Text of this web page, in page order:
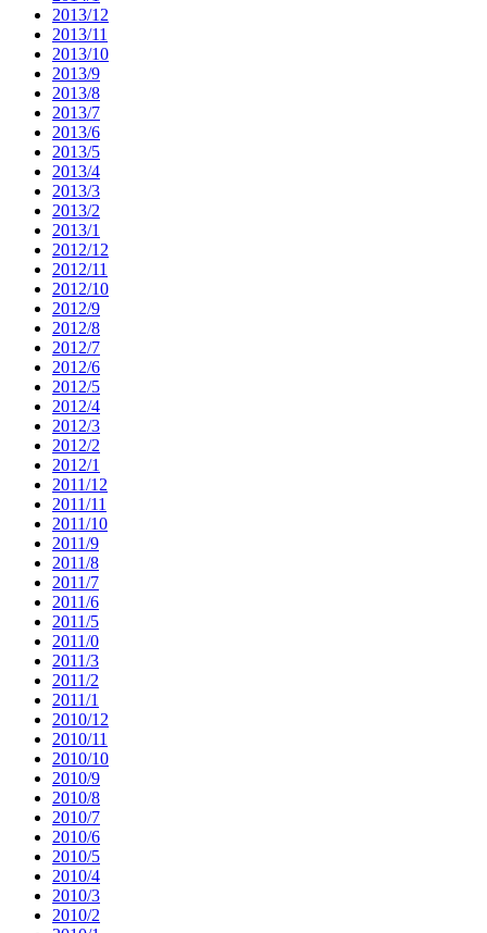
2013/12
2013/11
2013/10
2013/9
2013/8
2013/7
2013/6
2013/5
2013/4
2013/3
2013/2
2013/1
2012/12
2012/11
2012/10
2012/9
2012/8
2012/7
2012/6
2012/5
2012/4
2012/3
2012/2
2012/1
2011/12
2011/11
2011/10
2011/9
2011/8
2011/7
2011/6
2011/5
2011/0
2011/3
2011/2
2011/1
2010/12
2010/11
2010/10
2010/9
2010/8
2010/7
2010/6
2010/5
2010/4
2010/3
2010/2